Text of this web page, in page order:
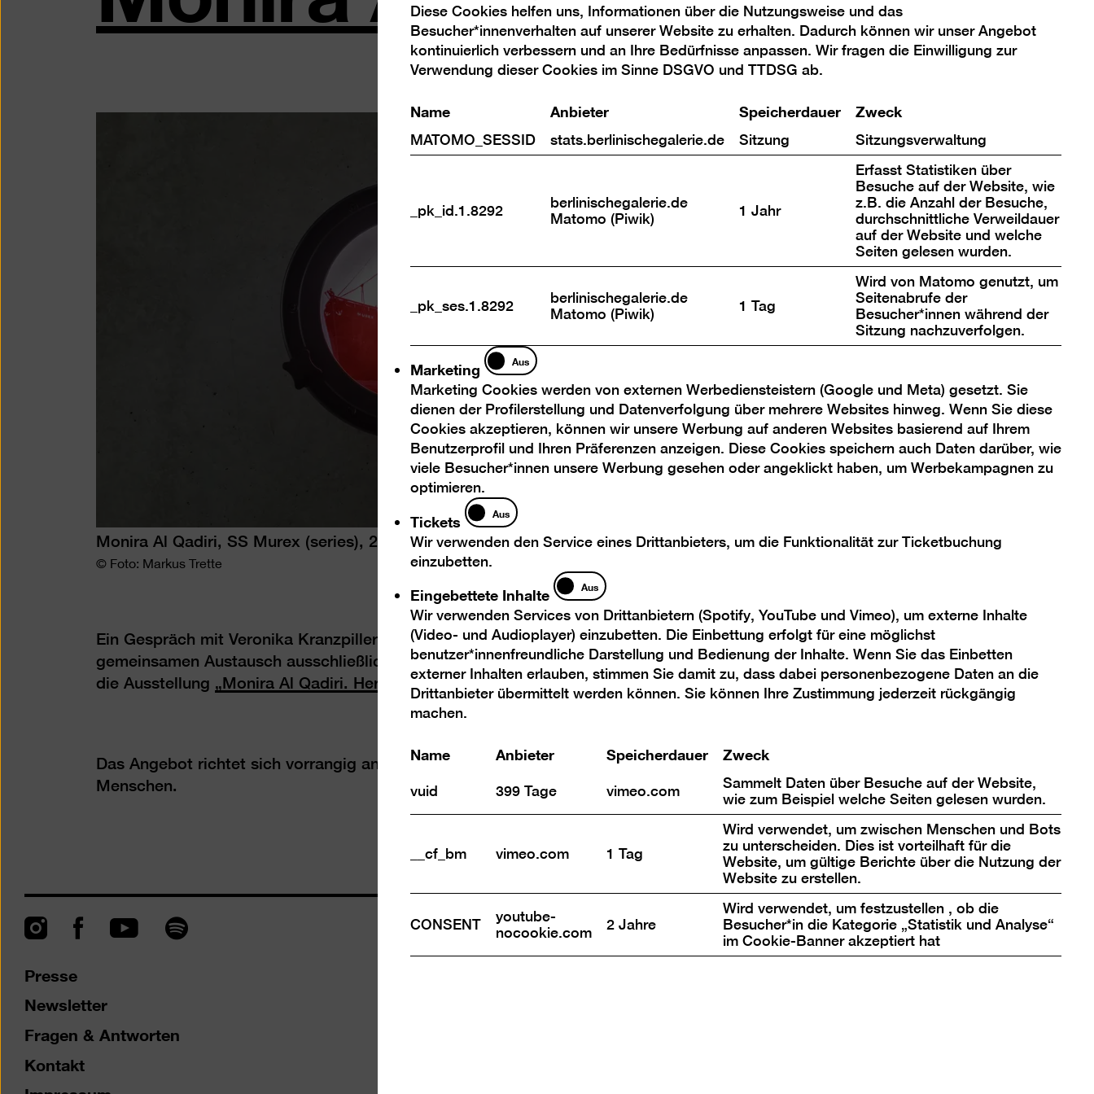
Monira Al Qadiri, SS Murex (series), 2023
© Foto: Markus Trette
Ein Gespräch mit Veronika Kranzpiller und Anders Malmgren lädt zum
gemeinsamen Austausch ausschließlich in Deutscher Gebärdensprache (DGS) über
die Ausstellung „Monira Al Qadiri. Hero“ ein.
Das Angebot richtet sich vorrangig an Taube und gebärdensprachkompetente
Menschen.
Standort
Berlinische Galerie
Alte Jakobstraße 124–128
Jugendliche & Erwachsene
Menschen mit Behinderungen
Ticket
Die Teilnahme an der Führung ist im
Anmeldung
Ohne Anmeldung
Nach
oben
scrollen
InstagramFacebookYouTubeSpotify
Presse
Newsletter
Fragen & Antworten
Kontakt
Öffnungszeiten
Mi – Mo 10 – 18 Uhr
Berlinische Galerie
Landesmuseum für Moderne Kunst,
Analyse
Cookies
Diese Cookies helfen uns, Informationen über die Nutzungsweise und das
Besucher*innenverhalten auf unserer Website zu erhalten. Dadurch können wir unser Angebot
kontinuierlich verbessern und an Ihre Bedürfnisse anpassen. Wir fragen die Einwilligung zur
Verwendung dieser Cookies im Sinne DSGVO und TTDSG ab.
Name Anbieter Speicherdauer Zweck
MATOMO_SESSID stats.berlinischegalerie.de Sitzung Sitzungsverwaltung
_pk_id.1.8292
berlinischegalerie.de
Matomo (Piwik)
1 Jahr
Erfasst Statistiken über
Besuche auf der Website, wie
z.B. die Anzahl der Besuche,
durchschnittliche Verweildauer
auf der Website und welche
Seiten gelesen wurden.
_pk_ses.1.8292
berlinischegalerie.de
Matomo (Piwik)
1 Tag
Wird von Matomo genutzt, um
Seitenabrufe der
Besucher*innen während der
Sitzung nachzuverfolgen.
Marketing
Marketing
Aus
Marketing Cookies werden von externen Werbediensteistern (Google und Meta) gesetzt. Sie
dienen der Profilerstellung und Datenverfolgung über mehrere Websites hinweg. Wenn Sie diese
Cookies akzeptieren, können wir unsere Werbung auf anderen Websites basierend auf Ihrem
Benutzerprofil und Ihren Präferenzen anzeigen. Diese Cookies speichern auch Daten darüber, wie
viele Besucher*innen unsere Werbung gesehen oder angeklickt haben, um Werbekampagnen zu
optimieren.
Tickets
Tickets
Aus
Wir verwenden den Service eines Drittanbieters, um die Funktionalität zur Ticketbuchung
einzubetten.
Eingebettete Inhalte
Eingebettete
Inhalte
Aus
Wir verwenden Services von Drittanbietern (Spotify, YouTube und Vimeo), um externe Inhalte
(Video- und Audioplayer) einzubetten. Die Einbettung erfolgt für eine möglichst
benutzer*innenfreundliche Darstellung und Bedienung der Inhalte. Wenn Sie das Einbetten
externer Inhalten erlauben, stimmen Sie damit zu, dass dabei personenbezogene Daten an die
Drittanbieter übermittelt werden können. Sie können Ihre Zustimmung jederzeit rückgängig
machen.
Name Anbieter Speicherdauer Zweck
vuid 399 Tage vimeo.com
Sammelt Daten über Besuche auf der Website,
wie zum Beispiel welche Seiten gelesen wurden.
__cf_bm vimeo.com 1 Tag
Wird verwendet, um zwischen Menschen und Bots
zu unterscheiden. Dies ist vorteilhaft für die
Website, um gültige Berichte über die Nutzung der
Website zu erstellen.
CONSENT
youtube-
nocookie.com
2 Jahre
Wird verwendet, um festzustellen , ob die
Besucher*in die Kategorie „Statistik und Analyse“
im Cookie-Banner akzeptiert hat